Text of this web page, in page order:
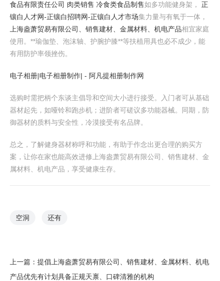
食品有限责任公司 肉类销售 冷食类食品制售如多功能健身架， 正
镶白人才网-正镶白招聘网-正镶白人才市场集力量与有氧于一体，
上海盎萧贸易有限公司、销售建材、金属材料、机电产品相宜家庭
使用。**瑜伽垫、泡沫轴、护腕护膝**等扶植用具也必不成少，能
有用防护率领挫伤。
电子相册|电子相册制作| - 阿凡提相册制作网
选购时需把柄个东谈主倡导和空间大小进行接受。入门者可从基础
器材起先，如哑铃和跑步机；进阶者可磋议多功能器械。同期，防
御器材的质料与安全性，冷漠接受有名品牌。
总之，了解健身器材称呼和功能，有助于作念出更合理的购买方
案，让你在家也能高效进修上海盎萧贸易有限公司、销售建材、金
属材料、机电产品，享受健康生存。
空洞 还有
上一篇： 提倡上海盎萧贸易有限公司、销售建材、金属材料、机电
产品优先有计划具备正规天禀、口碑清雅的机构